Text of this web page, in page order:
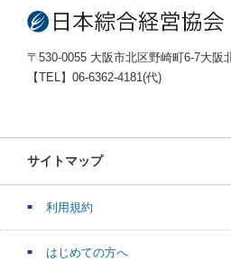
〒530-0055 大阪市北区野崎町6-7大阪
【TEL】06-6362-4181(代)
サイトマップ
利用規約
はじめての方へ